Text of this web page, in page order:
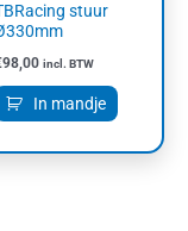
stuur
98,00 incl. BTW
In mandje